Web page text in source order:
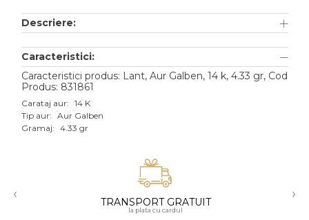
Aur alb
Aur roz
Aur mixt
18K
Descriere:
Caracteristici:
Caracteristici produs: Lant, Aur Galben, 14 k, 4.33 gr, Cod
Produs: 831861
Carataj aur: 14 K
Tip aur: Aur Galben
Gramaj: 4.33 gr
‹ TRANSPORT GRATUIT
la plata cu cardul
›